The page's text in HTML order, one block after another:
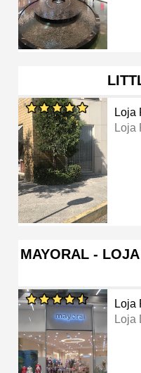
Loja
Loja
MAYORAL -
Loja
Loja